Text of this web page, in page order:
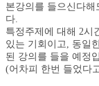
본강의를 들으신다
다.
특정주제에 대해 2시
있는 기회이고, 동일
된 강의를 들을 예정
(어차피 한번 들었다